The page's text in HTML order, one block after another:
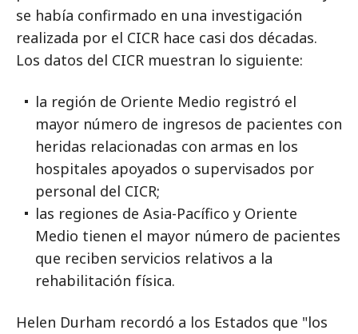
se había confirmado en una investigación
realizada por el CICR hace casi dos décadas.
Los datos del CICR muestran lo siguiente:
la región de Oriente Medio registró el
mayor número de ingresos de pacientes con
heridas relacionadas con armas en los
hospitales apoyados o supervisados por
personal del CICR;
las regiones de Asia-Pacífico y Oriente
Medio tienen el mayor número de pacientes
que reciben servicios relativos a la
rehabilitación física.
Helen Durham recordó a los Estados que "los